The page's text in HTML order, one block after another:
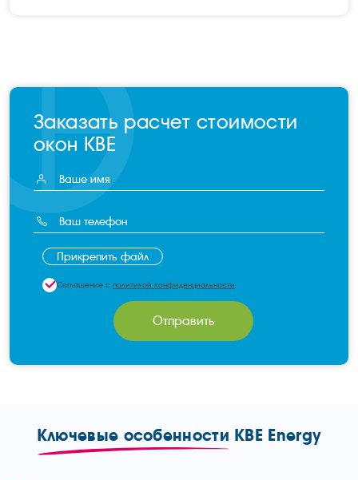
Заказать расчет стоимости
окон KBE
Прикрепить файл
Соглашение с политикой конфиденциальности
Отправить
Ключевые особенности KBE Energy